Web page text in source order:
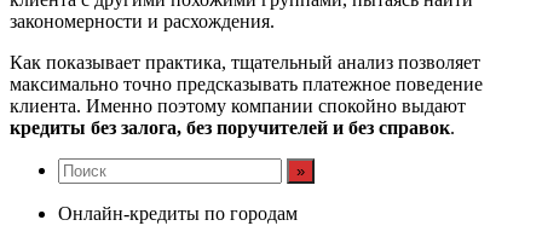
закономерности и расхождения.
Как показывает практика, тщательный анализ позволяет
максимально точно предсказывать платежное поведение
клиента. Именно поэтому компании спокойно выдают
кредиты без залога, без поручителей и без справок.
Онлайн-кредиты по городам